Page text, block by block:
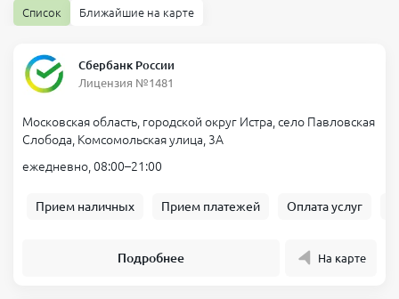
Список Ближайшие на карте
Сбербанк России
Лицензия №1481
Московская область, городской округ Истра, село Павловская
Слобода, Комсомольская улица, 3А
ежедневно, 08:00–21:00
Прием наличных Прием платежей Оплата услуг
Подробнее На карте